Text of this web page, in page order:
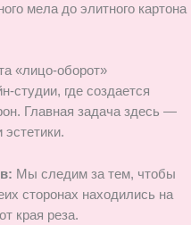
мела до элитного картона
«лицо-оборот»
студии, где создается
Главная задача здесь —
Мы следим за тем, чтобы
сторонах находились на
края реза.